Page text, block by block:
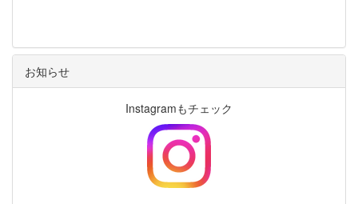
お知らせ
Instagramもチェック